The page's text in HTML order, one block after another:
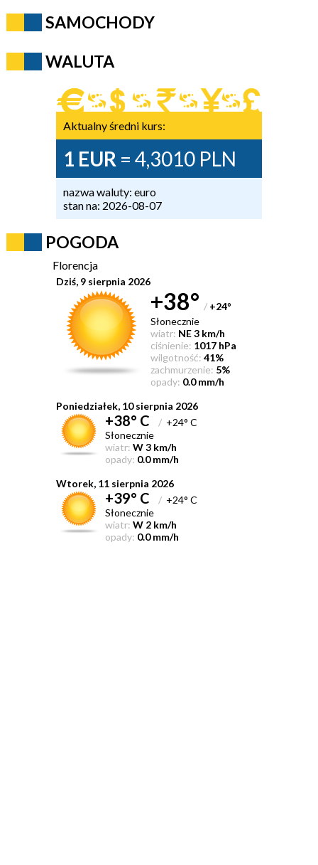
SAMOCHODY
WALUTA
Aktualny średni kurs:
1 EUR = 4,3010 PLN
nazwa waluty: euro
stan na: 2026-08-07
POGODA
Florencja
Dziś, 9 sierpnia 2026
+38° / +24°
Słonecznie
wiatr: NE 3 km/h
ciśnienie: 1017 hPa
wilgotność: 41%
zachmurzenie: 5%
opady: 0.0 mm/h
Poniedziałek, 10 sierpnia 2026
+38° C /+24° C
Słonecznie
wiatr: W 3 km/h
opady: 0.0 mm/h
Wtorek, 11 sierpnia 2026
+39° C /+24° C
Słonecznie
wiatr: W 2 km/h
opady: 0.0 mm/h